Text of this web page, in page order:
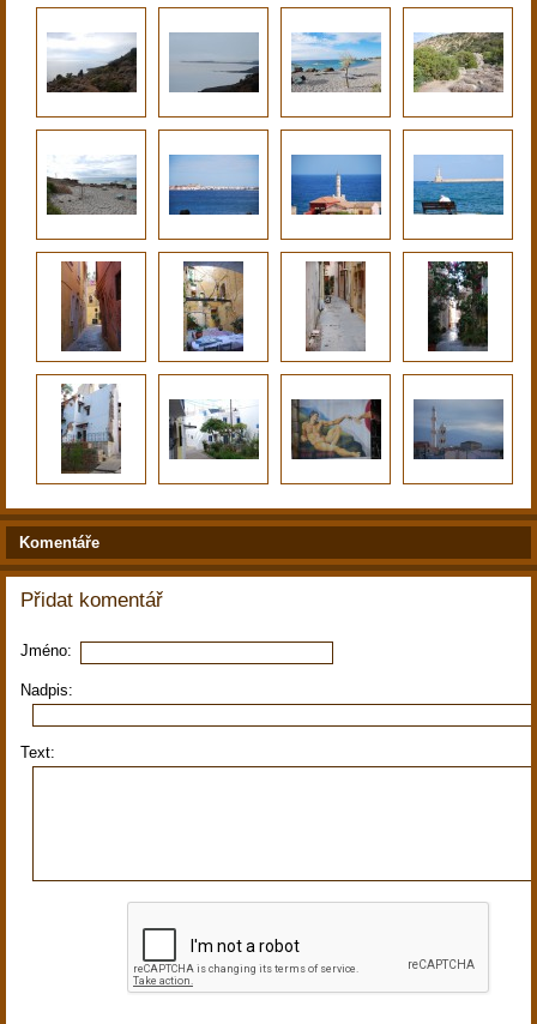
Komentáře
Přidat komentář
Jméno:
Nadpis:
Text: